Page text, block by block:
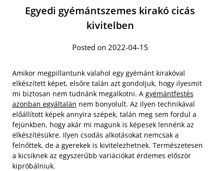
Egyedi gyémántszemes kirakó cicás
kivitelben
Posted on 2022-04-15
Amikor megpillantunk valahol egy gyémánt kirakóval
elkészített képet, elsőre talán azt gondoljuk, hogy ilyesmit
mi biztosan nem tudnánk megalkotni. A gyémántfestés
azonban egyáltalán nem bonyolult. Az ilyen technikával
előállított képek annyira szépek, talán meg sem fordul a
fejünkben, hogy akár mi magunk is képesek lennénk az
elkészítésükre. Ilyen csodás alkotásokat nemcsak a
felnőttek, de a gyerekek is kivitelezhetnek. Természetesen
a kicsiknek az egyszerűbb variációkat érdemes először
kipróbálniuk.